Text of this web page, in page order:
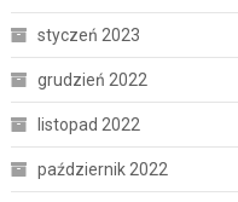
styczeń 2023
grudzień 2022
listopad 2022
październik 2022